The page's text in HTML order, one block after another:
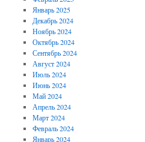
Январь 2025
Декабрь 2024
Ноябрь 2024
Октябрь 2024
Сентябрь 2024
Август 2024
Июль 2024
Июнь 2024
Май 2024
Апрель 2024
Март 2024
Февраль 2024
Январь 2024